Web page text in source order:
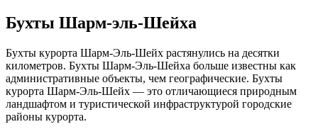
Бухты Шарм-эль-Шейха
Бухты курорта Шарм-Эль-Шейх растянулись на десятки
километров. Бухты Шарм-Эль-Шейха больше известны как
административные объекты, чем географические. Бухты
курорта Шарм-Эль-Шейх — это отличающиеся природным
ландшафтом и туристической инфраструктурой городские
районы курорта.